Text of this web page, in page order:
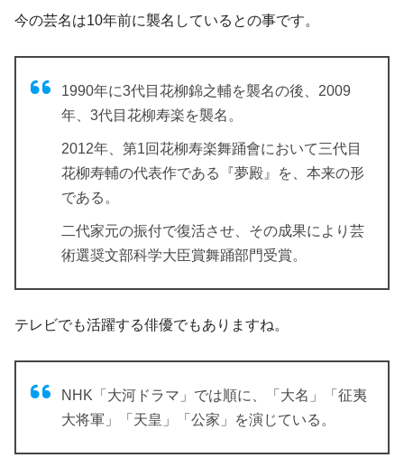
今の芸名は10年前に襲名しているとの事です。
1990年に3代目花柳錦之輔を襲名の後、2009
年、3代目花柳寿楽を襲名。
2012年、第1回花柳寿楽舞踊會において三代目
花柳寿輔の代表作である『夢殿』を、本来の形
である。
二代家元の振付で復活させ、その成果により芸
術選奨文部科学大臣賞舞踊部門受賞。
テレビでも活躍する俳優でもありますね。
NHK「大河ドラマ」では順に、「大名」「征夷
大将軍」「天皇」「公家」を演じている。